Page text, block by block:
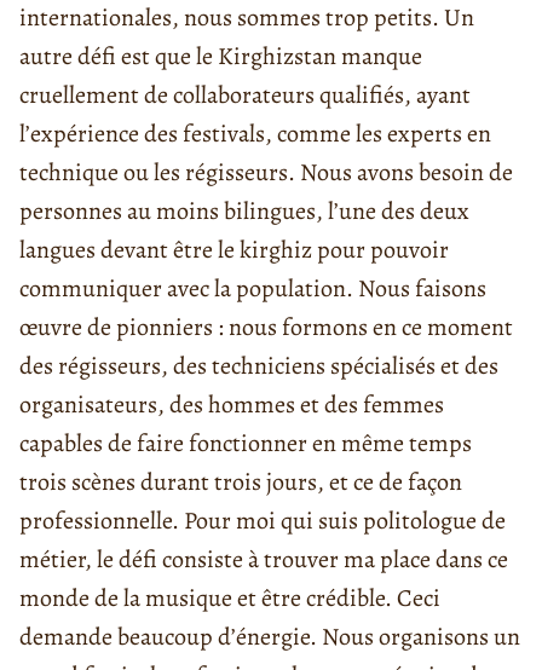
internationales, nous sommes trop petits. Un
autre défi est que le Kirghizstan manque
cruellement de collaborateurs qualifiés, ayant
l’expérience des festivals, comme les experts en
technique ou les régisseurs. Nous avons besoin de
personnes au moins bilingues, l’une des deux
langues devant être le kirghiz pour pouvoir
communiquer avec la population. Nous faisons
œuvre de pionniers : nous formons en ce moment
des régisseurs, des techniciens spécialisés et des
organisateurs, des hommes et des femmes
capables de faire fonctionner en même temps
trois scènes durant trois jours, et ce de façon
professionnelle. Pour moi qui suis politologue de
métier, le défi consiste à trouver ma place dans ce
monde de la musique et être crédible. Ceci
demande beaucoup d’énergie. Nous organisons un